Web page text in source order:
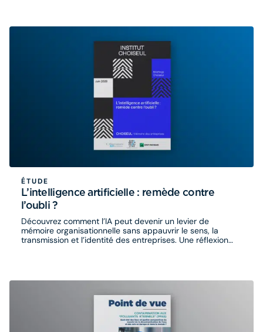
ÉTUDE
L’intelligence artificielle : remède contre
l’oubli ?
Découvrez comment l’IA peut devenir un levier de
mémoire organisationnelle sans appauvrir le sens, la
transmission et l’identité des entreprises. Une réflexion